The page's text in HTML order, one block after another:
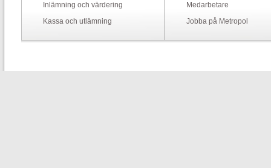
Inlämning och värdering
Kassa och utlämning
Medarbetare
Jobba på Metropol